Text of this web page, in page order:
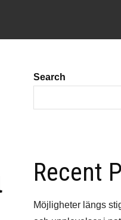
Search
Recent
Möjligheter längs